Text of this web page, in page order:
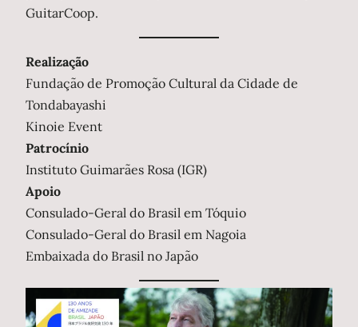
GuitarCoop.
Realização
Fundação de Promoção Cultural da Cidade de
Tondabayashi
Kinoie Event
Patrocínio
Instituto Guimarães Rosa (IGR)
Apoio
Consulado-Geral do Brasil em Tóquio
Consulado-Geral do Brasil em Nagoia
Embaixada do Brasil no Japão